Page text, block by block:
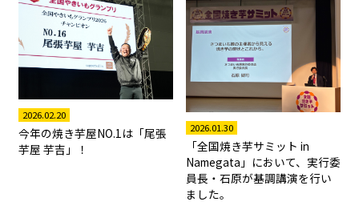
2026.02.20
今年の焼き芋屋NO.1は「尾張
芋屋 芋吉」！
2026.01.30
「全国焼き芋サミット in
Namegata」において、実行委
員長・石原が基調講演を行い
ました。